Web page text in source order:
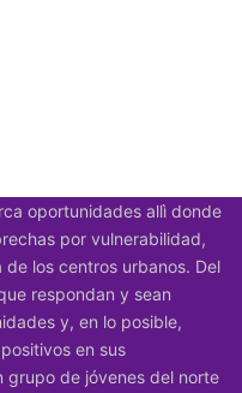
oportunidades allì donde
por vulnerabilidad,
los centros urbanos. Del
respondan y sean
y, en lo posible,
en sus
grupo de jóvenes del norte